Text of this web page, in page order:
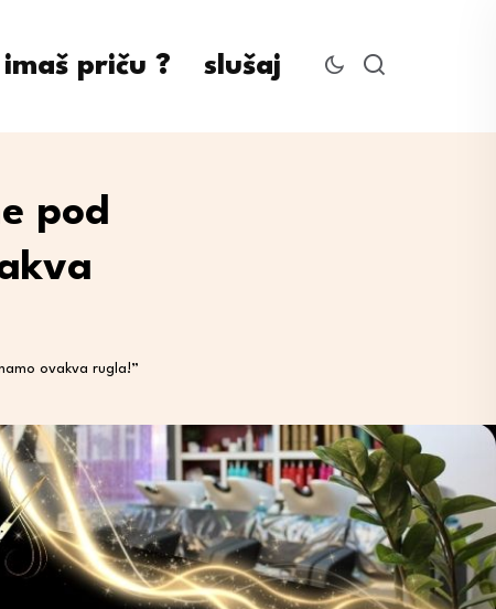
imaš priču ? slušaj
pod
ovakva rugla!”